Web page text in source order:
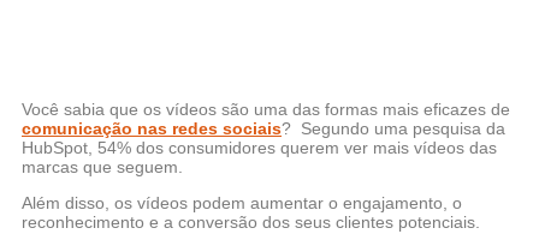
Você sabia que os vídeos são uma das formas mais eficazes de
comunicação nas redes sociais? Segundo uma pesquisa da
HubSpot, 54% dos consumidores querem ver mais vídeos das
marcas que seguem.
Além disso, os vídeos podem aumentar o engajamento, o
reconhecimento e a conversão dos seus clientes potenciais.